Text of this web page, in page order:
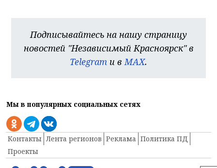
Подписывайтесь на нашу страницу
новостей "Независимый Красноярск" в
Telegram и в MAX.
Мы в популярных социальных сетях
Контакты Лента регионов Реклама Политика ПД
Проекты